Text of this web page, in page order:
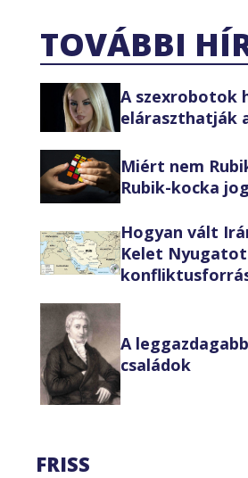
TOVÁBBI
A szexrobotok
eláraszthatják
Miért nem
Rubik-kocka
Hogyan vált
Kelet
A
családok
FRISS